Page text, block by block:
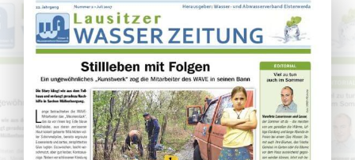
Der WAVE
Aktuelles
Gebühren